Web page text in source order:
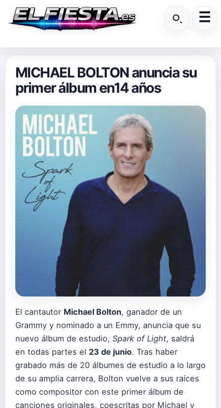
MICHAEL BOLTON anuncia su
primer álbum en14 años
El cantautor Michael Bolton, ganador de un
Grammy y nominado a un Emmy, anuncia que su
nuevo álbum de estudio, Spark of Light, saldrá
en todas partes el 23 de junio. Tras haber
grabado más de 20 álbumes de estudio a lo largo
de su amplia carrera, Bolton vuelve a sus raíces
como compositor con este primer álbum de
canciones originales, coescritas por Michael y